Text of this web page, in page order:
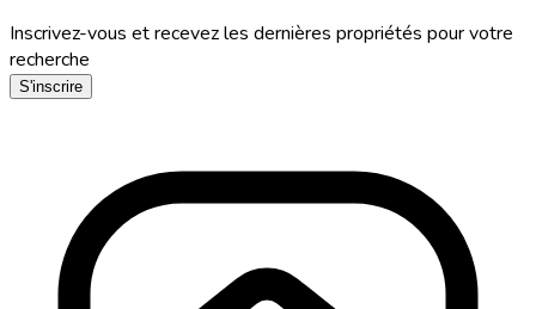
Inscrivez-vous et recevez les dernières propriétés pour votre
recherche
S'inscrire